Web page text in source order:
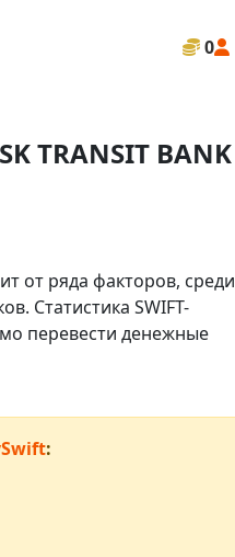
0
TRANSIT BANK
от ряда факторов, среди
Статистика SWIFT-
перевести денежные
: